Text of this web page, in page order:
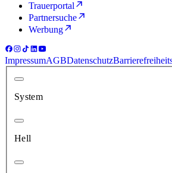
Trauerportal
Partnersuche
Werbung
ImpressumAGBDatenschutz
System
Hell